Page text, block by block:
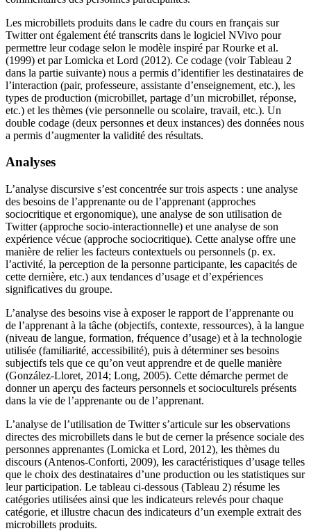
Les microbillets produits dans le cadre du cours en français sur
Twitter ont également été transcrits dans le logiciel NVivo pour
permettre leur codage selon le modèle inspiré par Rourke et al.
(1999) et par Lomicka et Lord (2012). Ce codage (voir Tableau 2
dans la partie suivante) nous a permis d’identifier les destinataires de
l’interaction (pair, professeure, assistante d’enseignement, etc.), les
types de production (microbillet, partage d’un microbillet, réponse,
etc.) et les thèmes (vie personnelle ou scolaire, travail, etc.). Un
double codage (deux personnes et deux instances) des données nous
a permis d’augmenter la validité des résultats.
Analyses
L’analyse discursive s’est concentrée sur trois aspects : une analyse
des besoins de l’apprenante ou de l’apprenant (approches
sociocritique et ergonomique), une analyse de son utilisation de
Twitter (approche socio-interactionnelle) et une analyse de son
expérience vécue (approche sociocritique). Cette analyse offre une
manière de relier les facteurs contextuels ou personnels (p. ex.
l’activité, la perception de la personne participante, les capacités de
cette dernière, etc.) aux tendances d’usage et d’expériences
significatives du groupe.
L’analyse des besoins vise à exposer le rapport de l’apprenante ou
de l’apprenant à la tâche (objectifs, contexte, ressources), à la langue
(niveau de langue, formation, fréquence d’usage) et à la technologie
utilisée (familiarité, accessibilité), puis à déterminer ses besoins
subjectifs tels que ce qu’on veut apprendre et de quelle manière
(González-Lloret, 2014; Long, 2005). Cette démarche permet de
donner un aperçu des facteurs personnels et socioculturels présents
dans la vie de l’apprenante ou de l’apprenant.
L’analyse de l’utilisation de Twitter s’articule sur les observations
directes des microbillets dans le but de cerner la présence sociale des
personnes apprenantes (Lomicka et Lord, 2012), les thèmes du
discours (Antenos-Conforti, 2009), les caractéristiques d’usage telles
que le choix des destinataires d’une production ou les statistiques sur
leur participation. Le tableau ci-dessous (Tableau 2) résume les
catégories utilisées ainsi que les indicateurs relevés pour chaque
catégorie, et illustre chacun des indicateurs d’un exemple extrait des
microbillets produits.